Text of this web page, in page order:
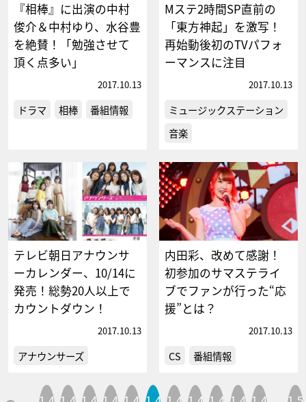
『相棒』に出演の中村
俊介＆中村ゆり、水谷豊
を絶賛！「勉強させて
頂く点多い」
2017.10.13
ドラマ 相棒 番組情報
Mステ2時間SP直前の
「東方神起」を激写！
再始動後初のTVパフォ
ーマンスに注目
2017.10.13
ミュージックステーション
音楽
テレビ朝日アナウンサ
ーカレンダー、10/14に
発売！総勢20人以上で
カウントダウン！
2017.10.13
アナウンサーズ
内田彩、改めて感謝！
初参加のサマステライ
ブでファンが行った“応
援”とは？
2017.10.13
CS 番組情報